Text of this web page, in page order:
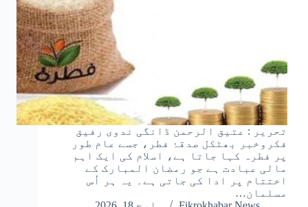
تحریر : عتیق الرحمن ڈانگی ندوی رفیق
فکروخبر بھٹکل صدقۂ فطر، جسے عام طور
پر فطرہ کہا جاتا ہے، اسلام کی ایک اہم
مالی عبادت ہے جو رمضان المبارک کے
اختتام پر ادا کی جاتی ہے۔ یہ ہر اُس
مسلمان…